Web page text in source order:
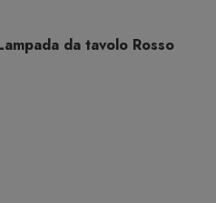
da tavolo Rosso